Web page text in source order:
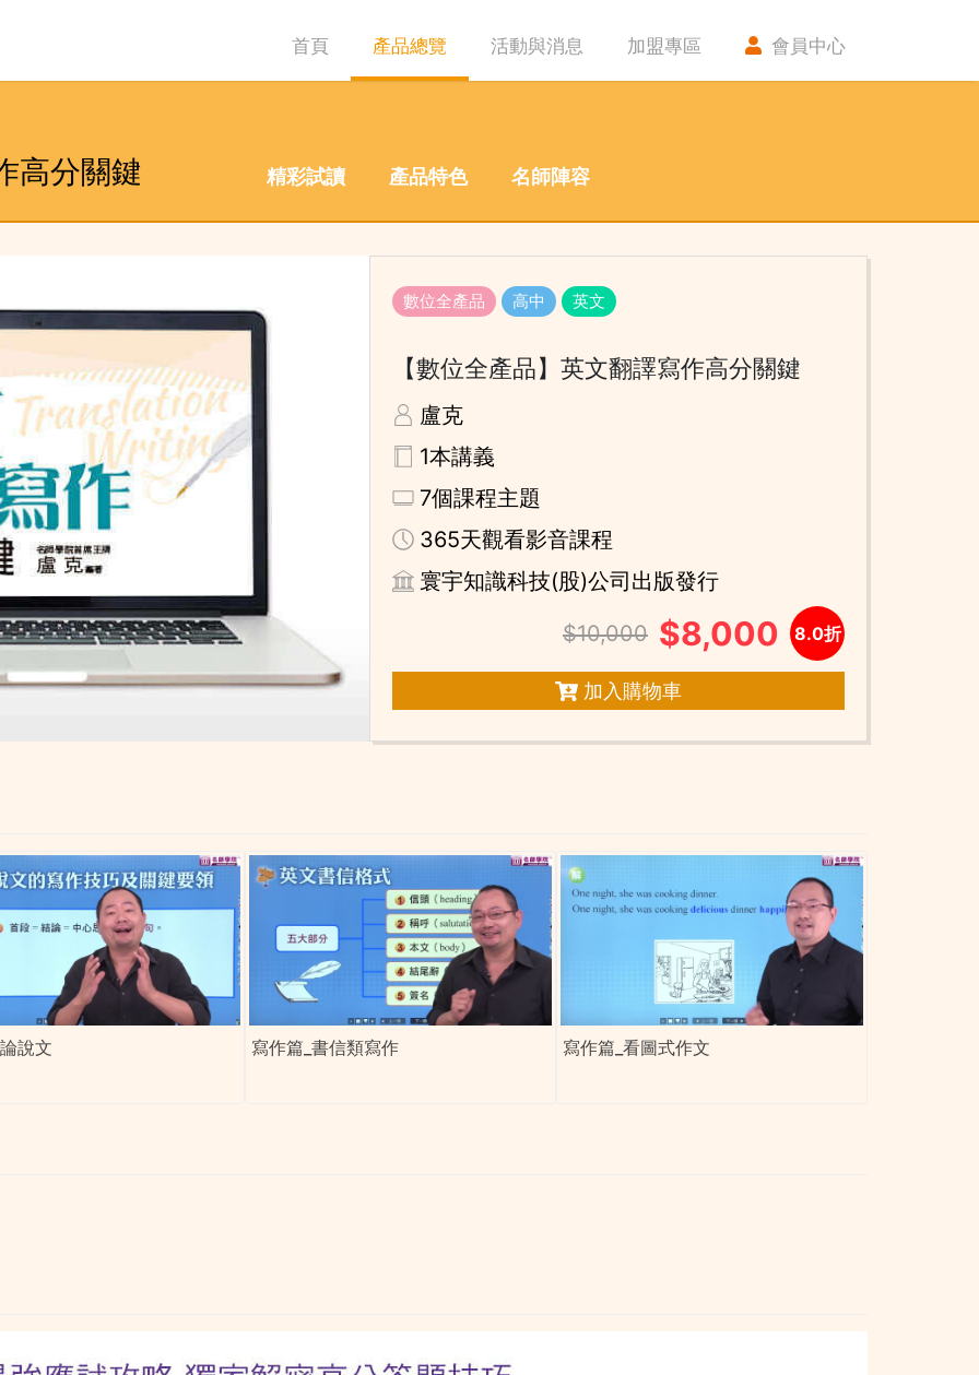
首頁 產品總覽 活動與消息 加盟專區 會員中心
高分關鍵 精彩試讀 產品特色 名師陣容
數位全產品 高中 英文
【數位全產品】英文翻譯寫作高分關鍵
盧克
1本講義
7個課程主題
365天觀看影音課程
寰宇知識科技(股)公司出版發行
$10,000 $8,000 8.0折
加入購物車
說文 寫作篇_書信類寫作 寫作篇_看圖式作文